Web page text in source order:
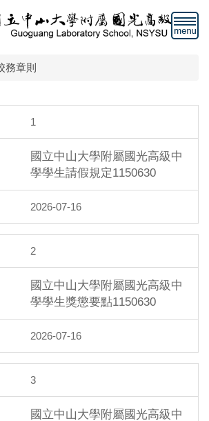
務章則
1
國立中山大學附屬國光高級中
學學生請假規定1150630
2026-07-16
2
國立中山大學附屬國光高級中
學學生獎懲要點1150630
2026-07-16
3
國立中山大學附屬國光高級中